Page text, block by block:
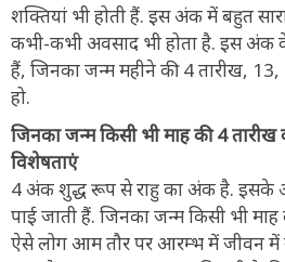
शक्तियां भी होती हैं. इस अंक में बहुत
कभी-कभी अवसाद भी होता है. इस अंक
हैं, जिनका जन्म महीने की 4 तारीख,
हो.
जिनका जन्म किसी भी माह की 4
विशेषताएं
4 अंक शुद्ध रूप से राहु का अंक है. इसके
पाई जाती हैं. जिनका जन्म किसी भी
ऐसे लोग आम तौर पर आरम्भ में जीवन में